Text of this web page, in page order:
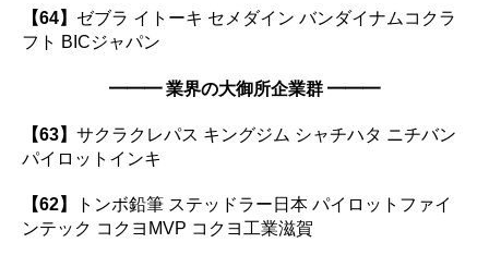
【64】 ゼブラ イトーキ セメダイン バンダイナムコクラ
フト BICジャパン
━━━業界の大御所企業群 ━━━
【63】 サクラクレパス キングジム シャチハタ ニチバン
パイロットインキ
【62】
トンボ鉛筆 ステッドラー日本 パイロットファイ
ンテック コクヨMVP コクヨ工業滋賀